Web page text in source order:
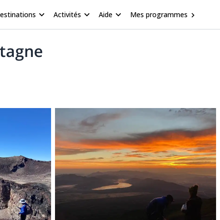
Activités Aide Mes programmes